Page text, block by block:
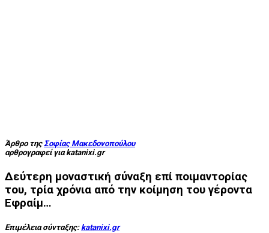
Άρθρο τηςΣοφίας Μακεδονοπούλου
αρθρογραφεί για katanixi.gr
Δεύτερη μοναστική σύναξη επί ποιμαντορίας
του, τρία χρόνια από την κοίμηση του γέροντα
Εφραίμ…
Επιμέλεια σύνταξης:katanixi.gr